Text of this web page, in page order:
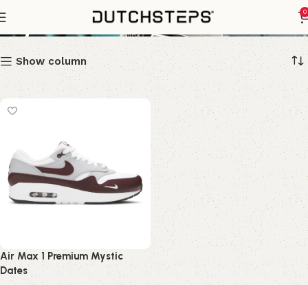
0
Mystic Dates
Show column
Air Max 1 Premium Mystic
Dates